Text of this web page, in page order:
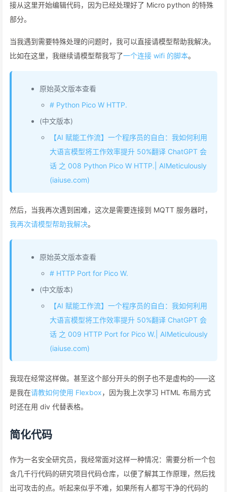
接从这里开始编辑代码，因为已经处理好了 Micro python 的特殊
部分。
当我遇到需要特殊处理的问题时，我可以直接请模型帮助我解决。
比如在这里，我继续请模型帮我写了一个连接 wifi 的脚本。
原始英文版本查看
# Python Pico W HTTP.
(中文版本)
【AI 赋能工作流】一个程序员的自白：我如何利用
大语言模型将工作效率提升 50%翻译 ChatGPT 会
话 之 008 Python Pico W HTTP.| AIMeticulously
(iaiuse.com)
然后，当我再次遇到困难，这次是需要连接到 MQTT 服务器时，
我再次请模型帮助我解决。
原始英文版本查看
# HTTP Port for Pico W.
(中文版本)
【AI 赋能工作流】一个程序员的自白：我如何利用
大语言模型将工作效率提升 50%翻译 ChatGPT 会
话 之 009 HTTP Port for Pico W.| AIMeticulously
(iaiuse.com)
我现在经常这样做。甚至这个部分开头的例子也不是虚构的——这
是我在请教如何使用 Flexbox，因为我上次学习 HTML 布局方式
时还在用 div 代替表格。
简化代码
作为一名安全研究员，我经常面对这样一种情况：需要分析一个包
含几千行代码的研究项目代码仓库，以便了解其工作原理，然后找
出可攻击的点。听起来似乎不难，如果所有人都写干净的代码的